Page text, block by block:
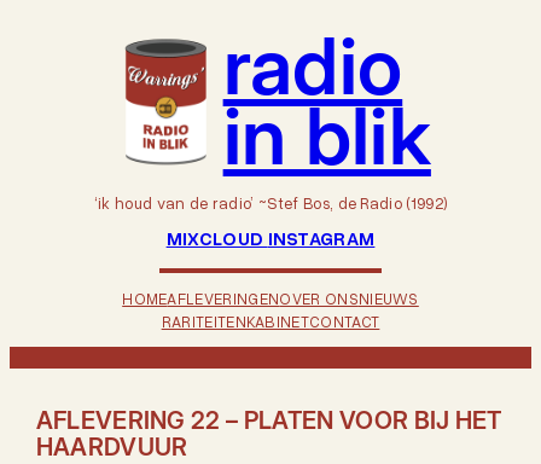
radio
in blik
‘ik houd van de radio’ ~Stef Bos, de Radio (1992)
MIXCLOUD INSTAGRAM
HOMEAFLEVERINGENOVER ONSNIEUWS
RARITEITENKABINETCONTACT
AFLEVERING 22 – PLATEN VOOR BIJ HET
HAARDVUUR